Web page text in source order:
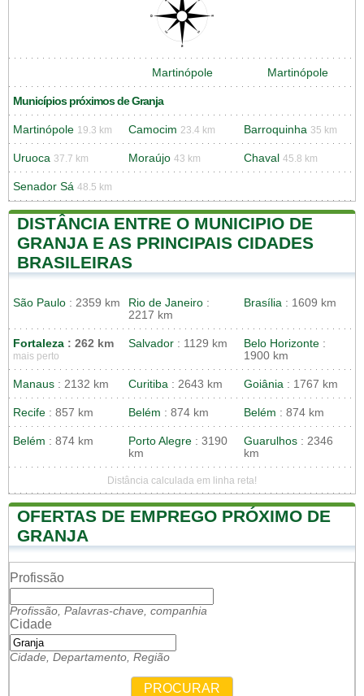
Martinópole Martinópole
Municípios próximos de Granja
Martinópole 19.3 km Camocim 23.4 km Barroquinha 35 km
Uruoca 37.7 km Moraújo 43 km Chaval 45.8 km
Senador Sá 48.5 km
DISTÂNCIA ENTRE O MUNICIPIO DE
GRANJA E AS PRINCIPAIS CIDADES
BRASILEIRAS
São Paulo : 2359 km Rio de Janeiro :
2217 km
Brasília : 1609 km
Fortaleza : 262 km
mais perto
Salvador : 1129 km Belo Horizonte :
1900 km
Manaus : 2132 km Curitiba : 2643 km Goiânia : 1767 km
Recife : 857 km Belém : 874 km Belém : 874 km
Belém : 874 km Porto Alegre : 3190
km
Guarulhos : 2346
km
Distância calculada em linha reta!
OFERTAS DE EMPREGO PRÓXIMO DE
GRANJA
Profissão
Profissão, Palavras-chave, companhia
Cidade
Cidade, Departamento, Região
PROCURAR